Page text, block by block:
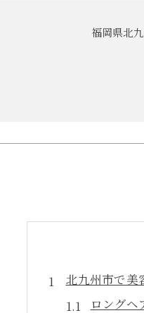
福岡県北
北九州市で美
ロングヘ